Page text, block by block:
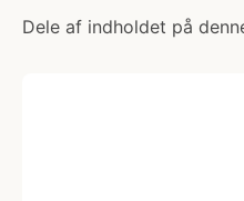
Dele af indholdet på